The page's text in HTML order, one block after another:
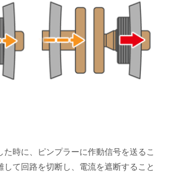
た時に、ピンプラーに作動信号を送るこ
して回路を切断し、電流を遮断すること